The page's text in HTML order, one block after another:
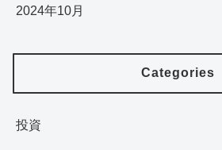
2024年10月
Categories
投資